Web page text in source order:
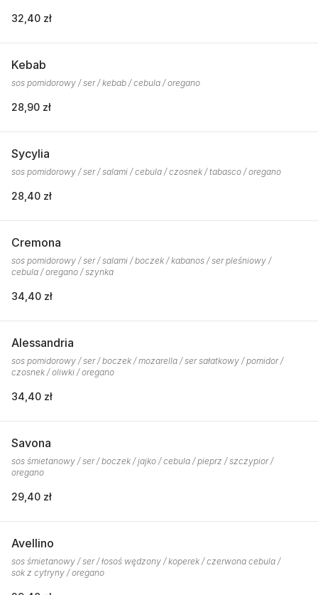
32,40 zł
Kebab
sos pomidorowy / ser / kebab / cebula / oregano
28,90 zł
Sycylia
sos pomidorowy / ser / salami / cebula / czosnek / tabasco / oregano
28,40 zł
Cremona
sos pomidorowy / ser / salami / boczek / kabanos / ser pleśniowy /
cebula / oregano / szynka
34,40 zł
Alessandria
sos pomidorowy / ser / boczek / mozarella / ser sałatkowy / pomidor /
czosnek / oliwki / oregano
34,40 zł
Savona
sos śmietanowy / ser / boczek / jajko / cebula / pieprz / szczypior /
oregano
29,40 zł
Avellino
sos śmietanowy / ser / łosoś wędzony / koperek / czerwona cebula /
sok z cytryny / oregano